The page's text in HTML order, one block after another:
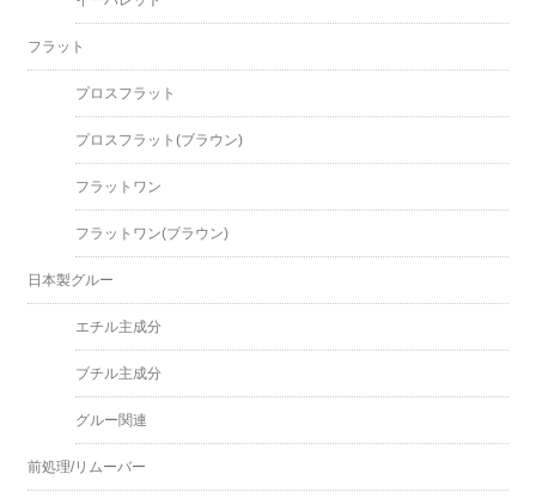
フラット
プロスフラット
プロスフラット(ブラウン)
フラットワン
フラットワン(ブラウン)
日本製グルー
エチル主成分
ブチル主成分
グルー関連
前処理/リムーバー